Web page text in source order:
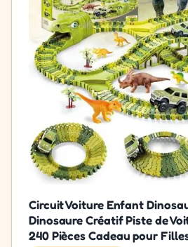
Circuit Voiture Enfant
Dinosaure Créatif Piste de
240 Pièces Cadeau pour